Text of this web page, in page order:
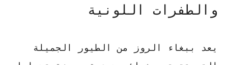
والطفرات اللونية
يعد ببغاء الروز من الطيور الجميلة